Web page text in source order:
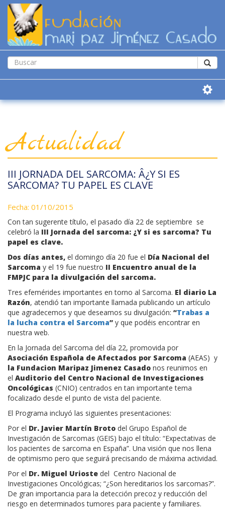
Actualidad
III JORNADA DEL SARCOMA: Â¿Y SI ES
SARCOMA? TU PAPEL ES CLAVE
Fecha: 01/10/2015
Con tan sugerente título, el pasado día 22 de septiembre se
celebró la III Jornada del sarcoma: ¿Y si es sarcoma? Tu
papel es clave.
Dos días antes, el domingo día 20 fue el Día Nacional del
Sarcoma y el 19 fue nuestro II Encuentro anual de la
FMPJC para la divulgación del sarcoma.
Tres efemérides importantes en torno al Sarcoma. El diario La
Razón, atendió tan importante llamada publicando un artículo
que agradecemos y que deseamos su divulgación: “Trabas a
la lucha contra el Sarcoma” y que podéis encontrar en
nuestra web.
En la Jornada del Sarcoma del día 22, promovida por
Asociación Española de Afectados por Sarcoma (AEAS) y
la Fundacion Maripaz Jimenez Casado nos reunimos en
el Auditorio del Centro Nacional de Investigaciones
Oncológicas (CNIO) centrados en tan importante tema
focalizado desde el punto de vista del paciente.
El Programa incluyó las siguientes presentaciones:
Por el Dr. Javier Martín Broto del Grupo Español de
Investigación de Sarcomas (GEIS) bajo el título: “Expectativas de
los pacientes de sarcoma en España”. Una visión que nos llena
de optimismo pero que seguirá precisando de máxima actividad.
Por el Dr. Miguel Urioste del Centro Nacional de
Investigaciones Oncológicas; “¿Son hereditarios los sarcomas?”.
De gran importancia para la detección precoz y reducción del
riesgo en determinados tumores para paciente y familiares.